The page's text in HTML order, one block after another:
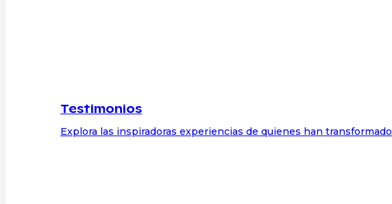
Testimonios
Explora las inspiradoras experiencias de quienes han